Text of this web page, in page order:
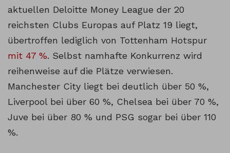
aktuellen Deloitte Money League der 20
reichsten Clubs Europas auf Platz 19 liegt,
übertroffen lediglich von Tottenham Hotspur
mit 47 %. Selbst namhafte Konkurrenz wird
reihenweise auf die Plätze verwiesen.
Manchester City liegt bei deutlich über 50 %,
Liverpool bei über 60 %, Chelsea bei über 70 %,
Juve bei über 80 % und PSG sogar bei über 110
%.